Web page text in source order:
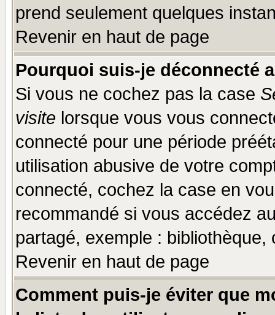
prend seulement quelques
Revenir en haut de page
Pourquoi suis-je déconnecté
Si vous ne cochez pas la case
visite lorsque vous vous
connecté pour une période
utilisation abusive de votre
connecté, cochez la case en
recommandé si vous accédez
partagé, exemple :
Revenir en haut de page
Comment puis-je éviter que